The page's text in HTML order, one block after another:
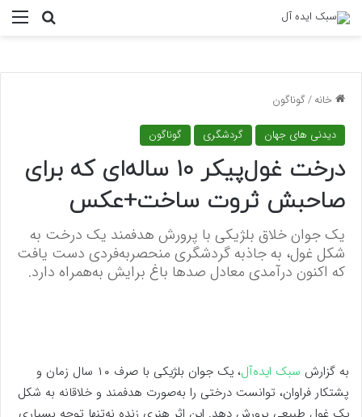
خانه/گوناگون
دیدنی های جهان گردشگری گوناگون
درخت غول‌پیکر ۱۰ ساله‌ای که برای
صاحبش ثروت ساخت+عکس
یک جوان خلاق بلژیکی با پرورش هدفمند یک درخت به
شکل غول، به جاذبه گردشگری منحصربه‌فردی دست یافت
که اکنون درآمدی معادل صدها باغ برایش به‌همراه دارد.
به گزارش سبک ایده‌آل
، یک جوان بلژیکی با صرف ۱۰ سال زمان و
پشتکار فراوان، توانست درختی را به‌صورت هدفمند و خلاقانه به شکل